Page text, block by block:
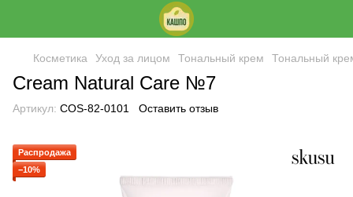
Косметика Уход за лицом Тональный крем Тональный
Cream Natural Care №7
Артикул: COS-82-0101 Оставить отзыв
Распродажа
−10%